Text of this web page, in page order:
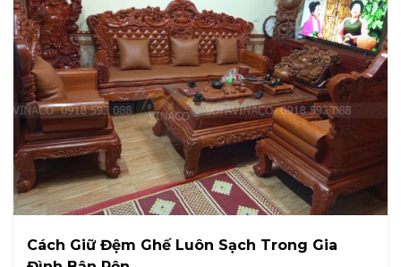
Cách Giữ Đệm Ghế Luôn Sạch Trong Gia